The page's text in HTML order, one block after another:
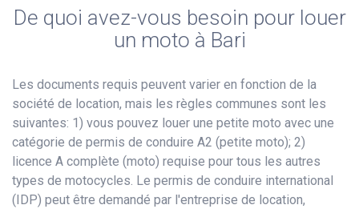
De quoi avez-vous besoin pour louer
un moto à Bari
Les documents requis peuvent varier en fonction de la
société de location, mais les règles communes sont les
suivantes: 1) vous pouvez louer une petite moto avec une
catégorie de permis de conduire A2 (petite moto); 2)
licence A complète (moto) requise pour tous les autres
types de motocycles. Le permis de conduire international
(IDP) peut être demandé par l'entreprise de location,